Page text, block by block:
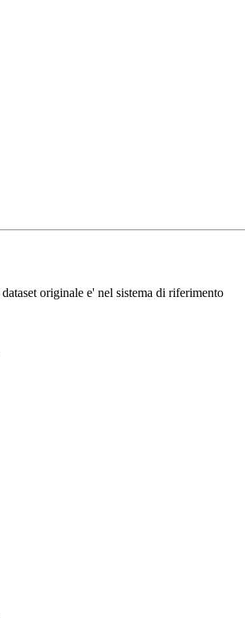
originale e' nel sistema di riferimento